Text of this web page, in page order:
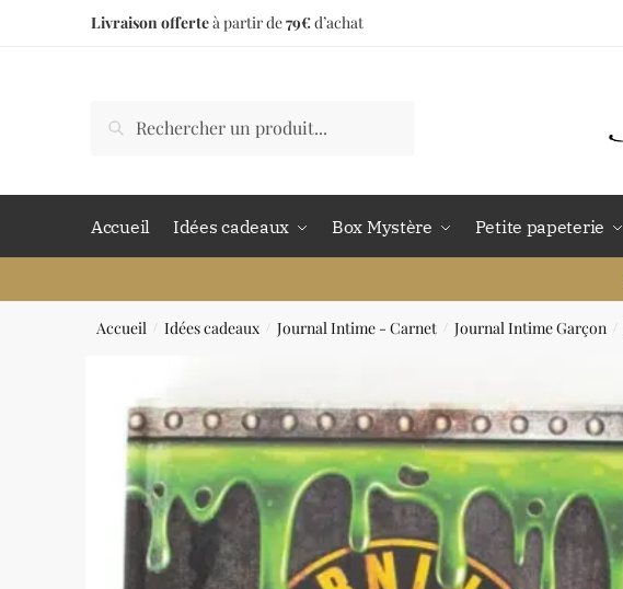
Livraison offerteà partir de79€d’achat
Accueil Idées cadeaux Box Mystère Petite papeterie
Accueil / Idées cadeaux / Journal Intime - Carnet / Journal Intime Garçon /